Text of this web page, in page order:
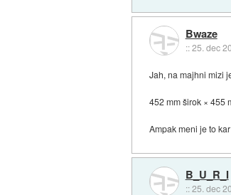
Bwaze
::25. dec
Jah, na majhni mizi
452 mm širok × 455
Ampak meni je to
B_U_R_I
::25. dec